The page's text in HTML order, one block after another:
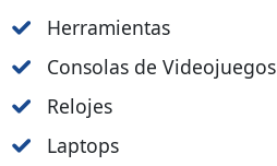
Herramientas
Consolas de Videojuegos
Relojes
Laptops